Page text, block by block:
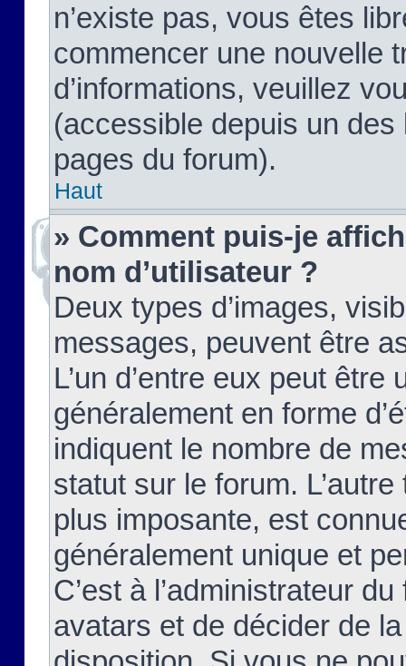
n’existe pas, vous êtes
commencer une nouvelle
d’informations, veuillez
(accessible depuis un
pages du forum).
Haut
» Comment puis-je
nom d’utilisateur ?
Deux types d’images,
messages, peuvent être
L’un d’entre eux peut
généralement en forme
indiquent le nombre de
statut sur le forum.
plus imposante, est
généralement unique et
C’est à l’administrateur
avatars et de décider de